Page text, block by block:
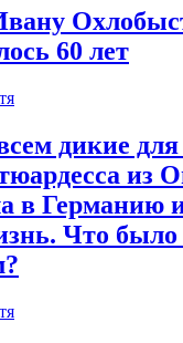
60 лет
дикие
из
в Германию
Что